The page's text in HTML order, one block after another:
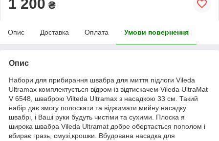
1 200 ₴
Опис Доставка Оплата Умови повернення
Опис
Набори для прибирання швабра для миття підлоги Vileda
Ultramax комплектується відром із відтискачем Vileda UltraMat
V 6548, шваброю Vilteda Ultramax з насадкою 33 см. Такий
набір дає змогу полоскати та віджимати мийну насадку
швабрі, і Ваші руки будуть чистіми та сухими. Плоска я
широка швабра Vileda Ultramat добре обертається пополом і
вбирає гразь, смузі,крошки. Вбудована насадка для